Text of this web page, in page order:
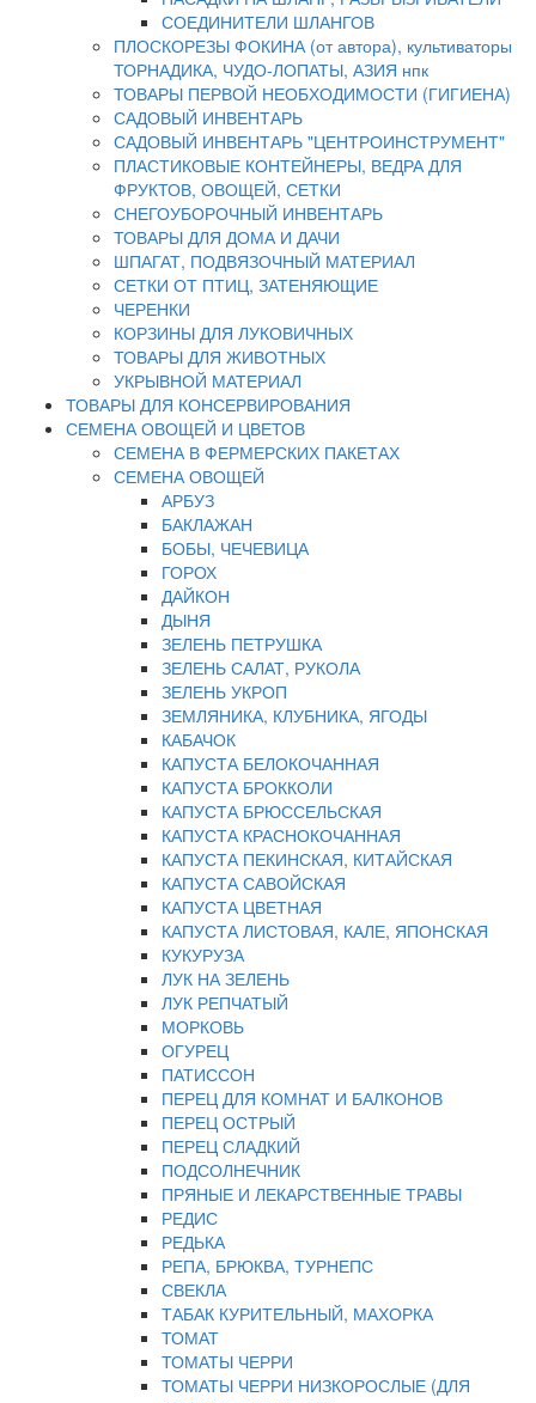
СОЕДИНИТЕЛИ ШЛАНГОВ
ПЛОСКОРЕЗЫ ФОКИНА (от автора), культиваторы
ТОРНАДИКА, ЧУДО-ЛОПАТЫ, АЗИЯ нпк
ТОВАРЫ ПЕРВОЙ НЕОБХОДИМОСТИ (ГИГИЕНА)
САДОВЫЙ ИНВЕНТАРЬ
САДОВЫЙ ИНВЕНТАРЬ "ЦЕНТРОИНСТРУМЕНТ"
ПЛАСТИКОВЫЕ КОНТЕЙНЕРЫ, ВЕДРА ДЛЯ
ФРУКТОВ, ОВОЩЕЙ, СЕТКИ
СНЕГОУБОРОЧНЫЙ ИНВЕНТАРЬ
ТОВАРЫ ДЛЯ ДОМА И ДАЧИ
ШПАГАТ, ПОДВЯЗОЧНЫЙ МАТЕРИАЛ
СЕТКИ ОТ ПТИЦ, ЗАТЕНЯЮЩИЕ
ЧЕРЕНКИ
КОРЗИНЫ ДЛЯ ЛУКОВИЧНЫХ
ТОВАРЫ ДЛЯ ЖИВОТНЫХ
УКРЫВНОЙ МАТЕРИАЛ
ТОВАРЫ ДЛЯ КОНСЕРВИРОВАНИЯ
СЕМЕНА ОВОЩЕЙ И ЦВЕТОВ
СЕМЕНА В ФЕРМЕРСКИХ ПАКЕТАХ
СЕМЕНА ОВОЩЕЙ
АРБУЗ
БАКЛАЖАН
БОБЫ, ЧЕЧЕВИЦА
ГОРОХ
ДАЙКОН
ДЫНЯ
ЗЕЛЕНЬ ПЕТРУШКА
ЗЕЛЕНЬ САЛАТ, РУКОЛА
ЗЕЛЕНЬ УКРОП
ЗЕМЛЯНИКА, КЛУБНИКА, ЯГОДЫ
КАБАЧОК
КАПУСТА БЕЛОКОЧАННАЯ
КАПУСТА БРОККОЛИ
КАПУСТА БРЮССЕЛЬСКАЯ
КАПУСТА КРАСНОКОЧАННАЯ
КАПУСТА ПЕКИНСКАЯ, КИТАЙСКАЯ
КАПУСТА САВОЙСКАЯ
КАПУСТА ЦВЕТНАЯ
КАПУСТА ЛИСТОВАЯ, КАЛЕ, ЯПОНСКАЯ
КУКУРУЗА
ЛУК НА ЗЕЛЕНЬ
ЛУК РЕПЧАТЫЙ
МОРКОВЬ
ОГУРЕЦ
ПАТИССОН
ПЕРЕЦ ДЛЯ КОМНАТ И БАЛКОНОВ
ПЕРЕЦ ОСТРЫЙ
ПЕРЕЦ СЛАДКИЙ
ПОДСОЛНЕЧНИК
ПРЯНЫЕ И ЛЕКАРСТВЕННЫЕ ТРАВЫ
РЕДИС
РЕДЬКА
РЕПА, БРЮКВА, ТУРНЕПС
СВЕКЛА
ТАБАК КУРИТЕЛЬНЫЙ, МАХОРКА
ТОМАТ
ТОМАТЫ ЧЕРРИ
ТОМАТЫ ЧЕРРИ НИЗКОРОСЛЫЕ (ДЛЯ